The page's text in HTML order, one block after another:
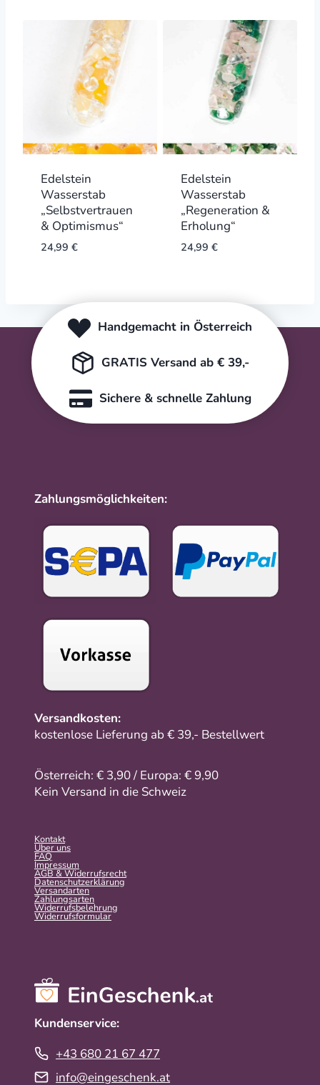
Edelstein
Wasserstab
„Selbstvertrauen
& Optimismus“
24,99 €
Edelstein
Wasserstab
„Regeneration &
Erholung“
24,99 €
Handgemacht in Österreich
GRATIS Versand ab € 39,-
Sichere & schnelle Zahlung
Zahlungsmöglichkeiten:
Versandkosten:
kostenlose Lieferung ab € 39,- Bestellwert
Österreich: € 3,90 / Europa: € 9,90
Kein Versand in die Schweiz
Kontakt
Über uns
FAQ
Impressum
AGB & Widerrufsrecht
Datenschutzerklärung
Versandarten
Zahlungsarten
Widerrufsbelehrung
Widerrufs­formular
Kundenservice:
+43 680 21 67 477
info@eingeschenk.at